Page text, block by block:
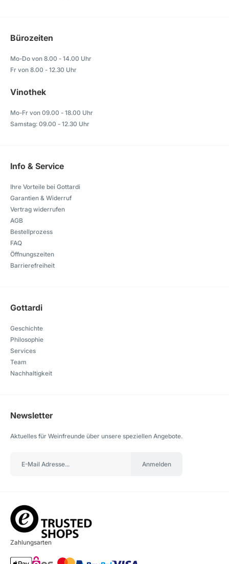
Bürozeiten
Mo-Do von 8.00 - 14.00 Uhr
Fr von 8.00 - 12.30 Uhr
Vinothek
Mo-Fr von 09.00 - 18.00 Uhr
Samstag: 09.00 - 12.30 Uhr
Info & Service
Ihre Vorteile bei Gottardi
Garantien & Widerruf
Vertrag widerrufen
AGB
Bestellprozess
FAQ
Öffnungszeiten
Barrierefreiheit
Gottardi
Geschichte
Philosophie
Services
Team
Nachhaltigkeit
Newsletter
Aktuelles für Weinfreunde über unsere speziellen Angebote.
Anmelden
Zahlungsarten